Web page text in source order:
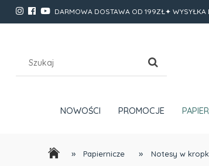
DARMOWA DOSTAWA OD 199ZŁ✦ WYSYŁKA
NOWOŚCI PROMOCJE
» Papiernicze » Notesy w